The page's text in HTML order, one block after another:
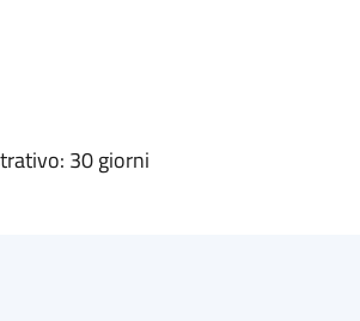
30 giorni